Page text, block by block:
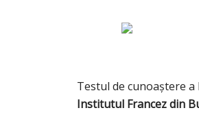
Testul de cunoaștere a
Institutul Francez din